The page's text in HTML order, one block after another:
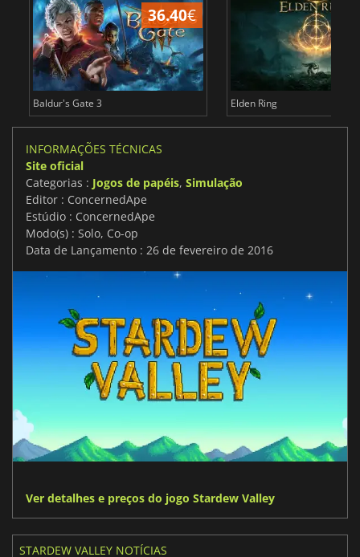
36.40€
Baldur's Gate 3 Elden Ring
INFORMAÇÕES TÉCNICAS
Site oficial
Categorias : Jogos de papéis, Simulação
Editor : ConcernedApe
Estúdio : ConcernedApe
Modo(s) : Solo, Co-op
Data de Lançamento : 26 de fevereiro de 2016
Ver detalhes e preços do jogo Stardew Valley
STARDEW VALLEY NOTÍCIAS